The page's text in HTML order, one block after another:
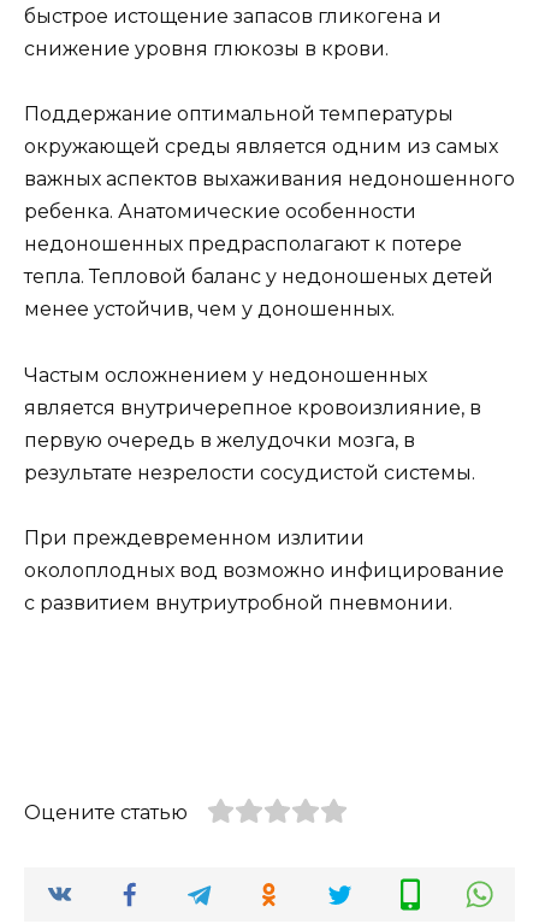
быстрое истощение запасов гликогена и
снижение уровня глюкозы в крови.
Поддержание оптимальной температуры
окружающей среды является одним из самых
важных аспектов выхаживания недоношенного
ребенка. Анатомические особенности
недоношенных предрасполагают к потере
тепла. Тепловой баланс у недоношеных детей
менее устойчив, чем у доношенных.
Частым осложнением у недоношенных
является внутричерепное кровоизлияние, в
первую очередь в желудочки мозга, в
результате незрелости сосудистой системы.
При преждевременном излитии
околоплодных вод возможно инфицирование
с развитием внутриутробной пневмонии.
Оцените статью